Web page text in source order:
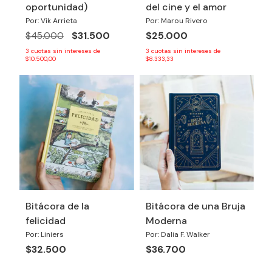
oportunidad)
Por: Vik Arrieta
$45.000 $31.500
3 cuotas sin intereses de
$10.500,00
del cine y el amor
Por: Marou Rivero
$25.000
3 cuotas sin intereses de
$8.333,33
Bitácora de la
felicidad
Por: Liniers
$32.500
Bitácora de una Bruja
Moderna
Por: Dalia F. Walker
$36.700